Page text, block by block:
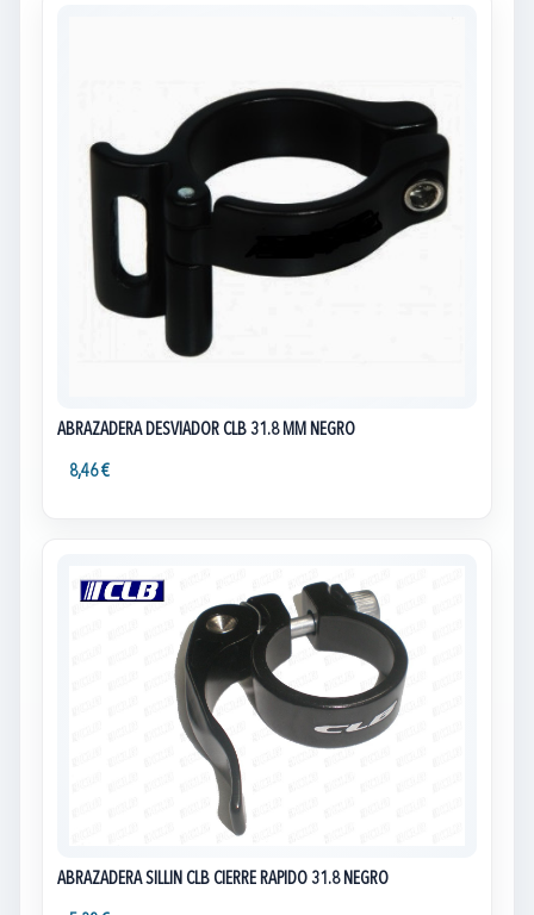
ABRAZADERA DESVIADOR CLB 31.8 MM NEGRO
8,46 €
ABRAZADERA SILLIN CLB CIERRE RAPIDO 31.8 NEGRO